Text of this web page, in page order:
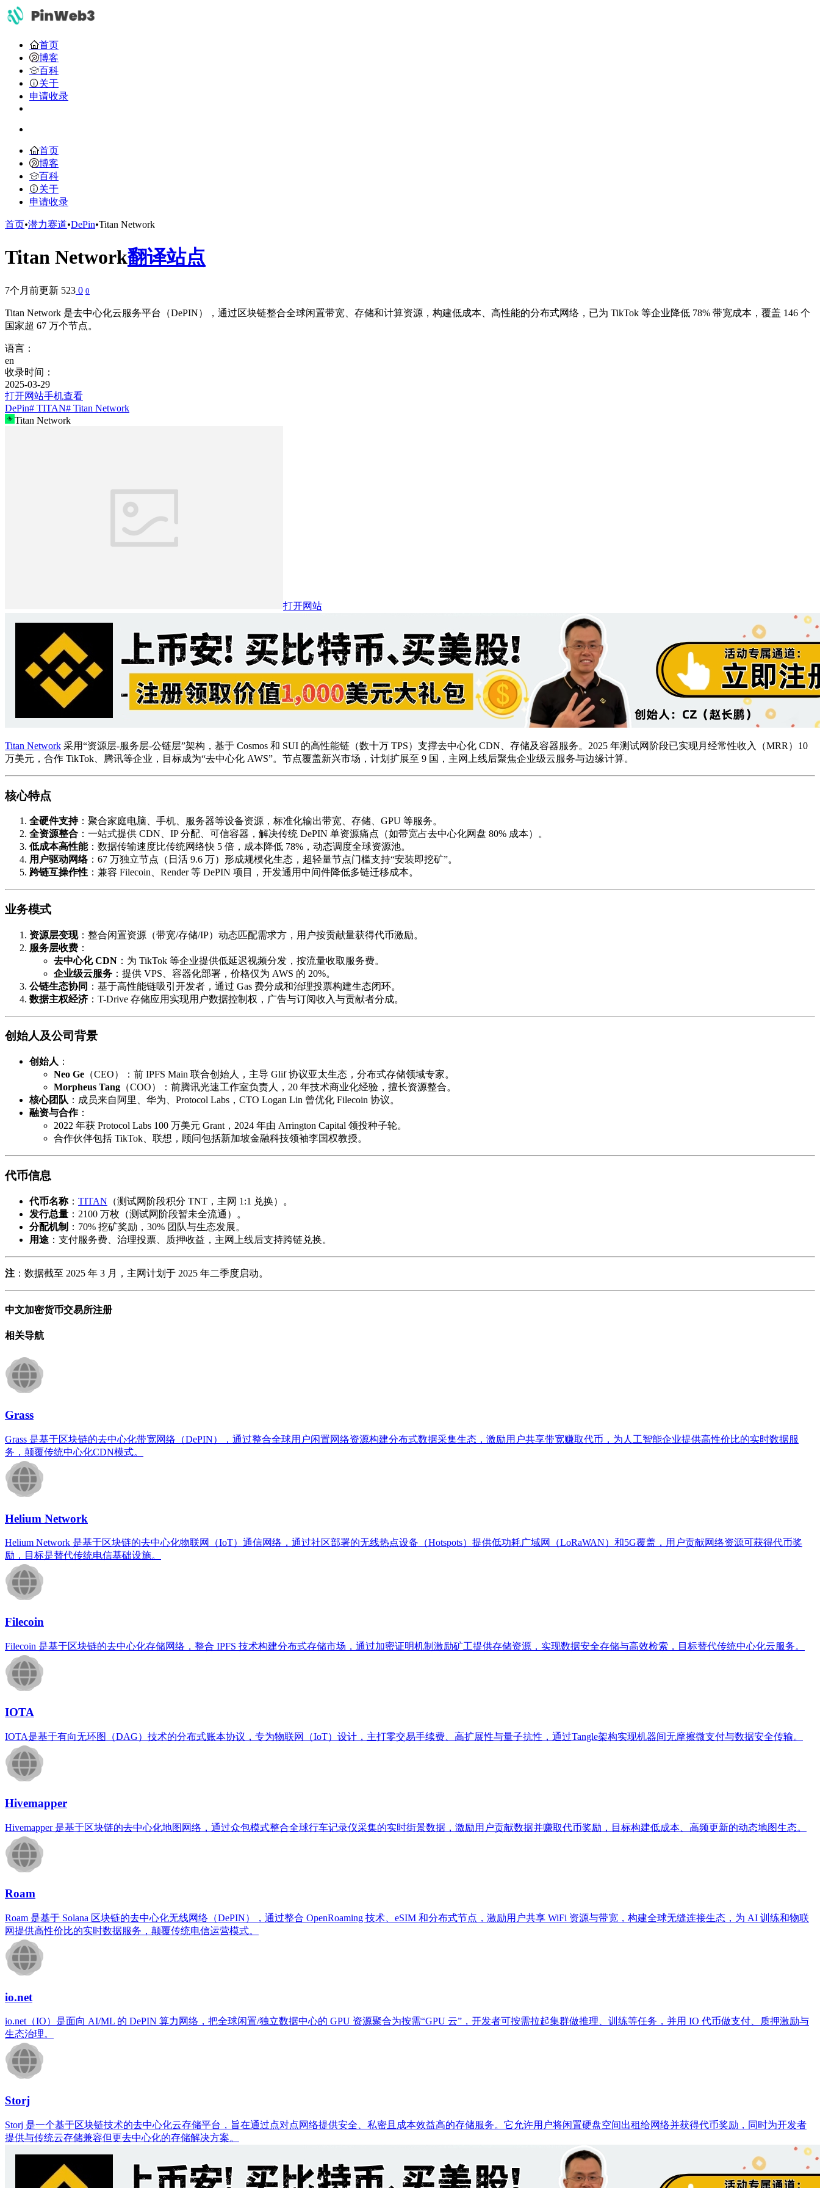
首页
博客
百科
关于
申请收录
首页
博客
百科
关于
申请收录
首页•潜力赛道•DePin•Titan Network
Titan Network翻译站点
7个月前更新 523 0 0
Titan Network 是去中心化云服务平台（DePIN），通过区块链整合全球闲置带宽、存储和计算资源，构建低成本、高性能的分布式网络，已为 TikTok 等企业降低 78% 带宽成本，覆盖 146 个
国家超 67 万个节点。
语言：
en
收录时间：
2025-03-29
打开网站手机查看
DePin# TITAN# Titan Network
Titan Network
打开网站
Titan Network 采用“资源层-服务层-公链层”架构，基于 Cosmos 和 SUI 的高性能链（数十万 TPS）支撑去中心化 CDN、存储及容器服务。2025 年测试网阶段已实现月经常性收入（MRR）10
万美元，合作 TikTok、腾讯等企业，目标成为“去中心化 AWS”。节点覆盖新兴市场，计划扩展至 9 国，主网上线后聚焦企业级云服务与边缘计算。
核心特点
全硬件支持：聚合家庭电脑、手机、服务器等设备资源，标准化输出带宽、存储、GPU 等服务。
全资源整合 ：一站式提供 CDN、IP 分配、可信容器，解决传统 DePIN 单资源痛点（如带宽占去中心化网盘 80% 成本）。
低成本高性能：数据传输速度比传统网络快 5 倍，成本降低 78%，动态调度全球资源池。
用户驱动网络：67 万独立节点（日活 9.6 万）形成规模化生态，超轻量节点门槛支持“安装即挖矿”。
跨链互操作性 ：兼容 Filecoin、Render 等 DePIN 项目，开发通用中间件降低多链迁移成本。
业务模式
资源层变现：整合闲置资源（带宽/存储/IP）动态匹配需求方，用户按贡献量获得代币激励。
服务层收费 ：
去中心化 CDN ：为 TikTok 等企业提供低延迟视频分发，按流量收取服务费。
企业级云服务 ：提供 VPS、容器化部署，价格仅为 AWS 的 20%。
公链生态协同 ：基于高性能链吸引开发者，通过 Gas 费分成和治理投票构建生态闭环。
数据主权经济：T-Drive 存储应用实现用户数据控制权，广告与订阅收入与贡献者分成。
创始人及公司背景
创始人 ：
Neo Ge ​（CEO）：前 IPFS Main 联合创始人，主导 Glif 协议亚太生态，分布式存储领域专家。
Morpheus Tang ​（COO）：前腾讯光速工作室负责人，20 年技术商业化经验，擅长资源整合。
核心团队 ：成员来自阿里、华为、Protocol Labs，CTO Logan Lin 曾优化 Filecoin 协议。
融资与合作：
2022 年获 Protocol Labs 100 万美元 Grant，2024 年由 Arrington Capital 领投种子轮。
合作伙伴包括 TikTok、联想，顾问包括新加坡金融科技领袖李国权教授。
代币信息
代币名称： TITAN （测试网阶段积分 TNT，主网 1:1 兑换）。
发行总量 ：2100 万枚（测试网阶段暂未全流通）。
分配机制 ：70% 挖矿奖励，30% 团队与生态发展。
用途 ：支付服务费、治理投票、质押收益，主网上线后支持跨链兑换。
注 ：数据截至 2025 年 3 月，主网计划于 2025 年二季度启动。
中文加密货币交易所注册
相关导航
Grass
Grass 是基于区块链的去中心化带宽网络（DePIN），通过整合全球用户闲置网络资源构建分布式数据采集生态，激励用户共享带宽赚取代币，为人工智能企业提供高性价比的实时数据服
务，颠覆传统中心化CDN模式。
Helium Network
Helium Network 是基于区块链的去中心化物联网（IoT）通信网络，通过社区部署的无线热点设备（Hotspots）提供低功耗广域网（LoRaWAN）和5G覆盖，用户贡献网络资源可获得代币奖
励，目标是替代传统电信基础设施。
Filecoin
Filecoin 是基于区块链的去中心化存储网络，整合 IPFS 技术构建分布式存储市场，通过加密证明机制激励矿工提供存储资源，实现数据安全存储与高效检索，目标替代传统中心化云服务。
IOTA
IOTA是基于有向无环图（DAG）技术的分布式账本协议，专为物联网（IoT）设计，主打零交易手续费、高扩展性与量子抗性，通过Tangle架构实现机器间无摩擦微支付与数据安全传输。
Hivemapper
Hivemapper 是基于区块链的去中心化地图网络，通过众包模式整合全球行车记录仪采集的实时街景数据，激励用户贡献数据并赚取代币奖励，目标构建低成本、高频更新的动态地图生态。
Roam
Roam 是基于 Solana 区块链的去中心化无线网络（DePIN），通过整合 OpenRoaming 技术、eSIM 和分布式节点，激励用户共享 WiFi 资源与带宽，构建全球无缝连接生态，为 AI 训练和物联
网提供高性价比的实时数据服务，颠覆传统电信运营模式。
io.net
io.net（IO）是面向 AI/ML 的 DePIN 算力网络，把全球闲置/独立数据中心的 GPU 资源聚合为按需“GPU 云”，开发者可按需拉起集群做推理、训练等任务，并用 IO 代币做支付、质押激励与
生态治理。
Storj
Storj 是一个基于区块链技术的去中心化云存储平台，旨在通过点对点网络提供安全、私密且成本效益高的存储服务。它允许用户将闲置硬盘空间出租给网络并获得代币奖励，同时为开发者
提供与传统云存储兼容但更去中心化的存储解决方案。